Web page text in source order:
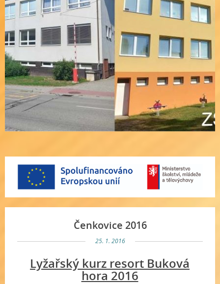
Čenkovice 2016
25. 1. 2016
Lyžařský kurz resort Buková
hora 2016